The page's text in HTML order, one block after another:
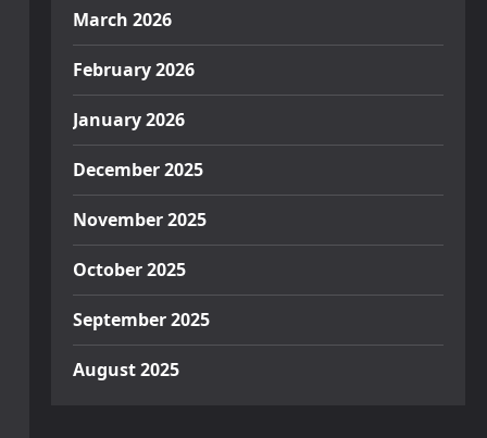
March 2026
February 2026
January 2026
December 2025
November 2025
October 2025
September 2025
August 2025